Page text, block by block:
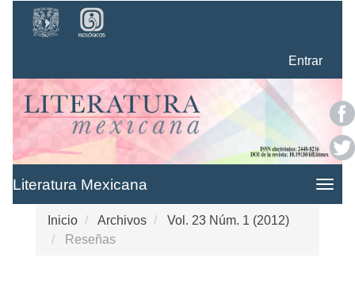
Navegación
principal
Barra
lateral
Entrar
Literatura Mexicana
Inicio Archivos
Vol. 23 Núm. 1 (2012)
Reseñas